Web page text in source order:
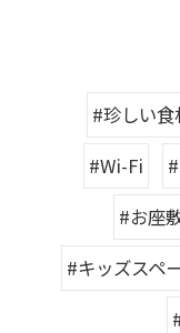
#珍しい食
#Wi-Fi
#お座
#キッズスペ